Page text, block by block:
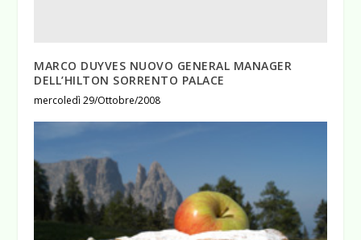
MARCO DUYVES NUOVO GENERAL MANAGER
DELL’HILTON SORRENTO PALACE
mercoledì 29/Ottobre/2008